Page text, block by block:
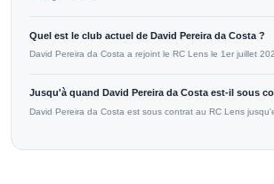
Quel est le club actuel de David Pereira da Costa ?
David Pereira da Costa a rejoint le RC Lens le 1er juillet
Jusqu'à quand David Pereira da Costa est-il sous
David Pereira da Costa est sous contrat au RC Lens